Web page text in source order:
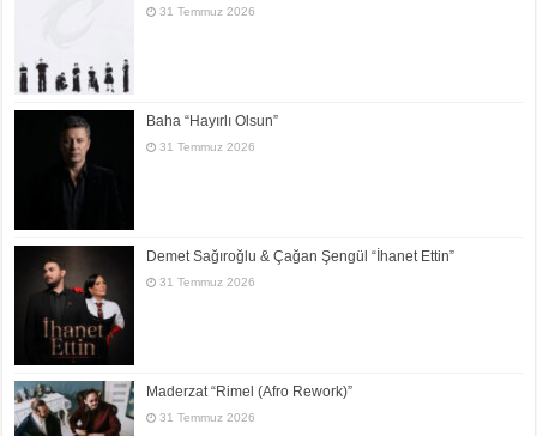
31 Temmuz 2026
Baha “Hayırlı Olsun”
31 Temmuz 2026
Demet Sağıroğlu & Çağan Şengül “İhanet Ettin”
31 Temmuz 2026
Maderzat “Rimel (Afro Rework)”
31 Temmuz 2026